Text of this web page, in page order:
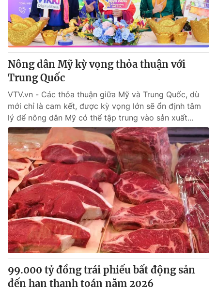
Nông dân Mỹ kỳ vọng thỏa thuận với
Trung Quốc
VTV.vn - Các thỏa thuận giữa Mỹ và Trung Quốc, dù
mới chỉ là cam kết, được kỳ vọng lớn sẽ ổn định tâm
lý để nông dân Mỹ có thể tập trung vào sản xuất...
99.000 tỷ đồng trái phiếu bất động sản
đến hạn thanh toán năm 2026